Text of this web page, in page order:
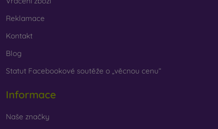
Reklamace
Kontakt
Blog
Statut Facebookové soutěže o „věcnou cenu“
Informace
Naše značky